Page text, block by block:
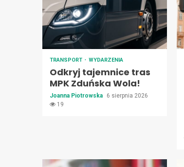
TRANSPORT WYDARZENIA
Odkryj tajemnice tras
MPK Zduńska Wola!
Joanna Piotrowska
6 sierpnia 2026
19